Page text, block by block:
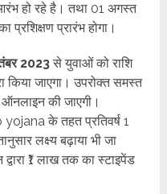
हो रहे है। तथा 01 अगस्त
प्रशिक्षण प्रारंभ होगा।
2023से युवाओं को राशि
किया जाएगा। उपरोक्त समस्त
ऑनलाइन की जाएगी।
के तहत प्रतिवर्ष 1
लक्ष्य बढ़ाया भी जा
₹1 लाख तक का स्टाइपेंड